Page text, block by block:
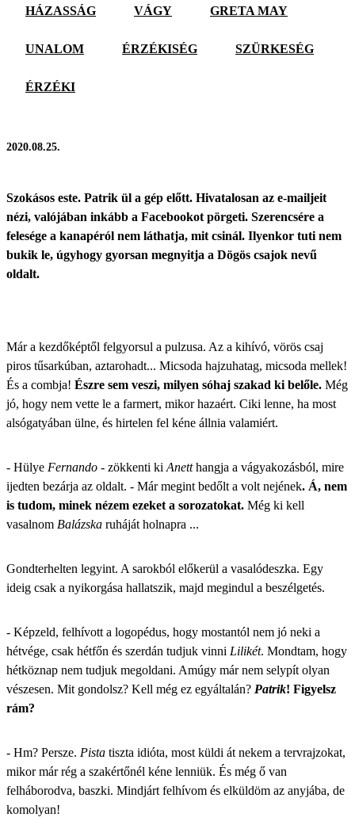
HÁZASSÁG VÁGY GRETA MAY
UNALOM ÉRZÉKISÉG SZÜRKESÉG
ÉRZÉKI
2020.08.25.
Szokásos este. Patrik ül a gép előtt. Hivatalosan az e-mailjeit
nézi, valójában inkább a Facebookot pörgeti. Szerencsére a
felesége a kanapéról nem láthatja, mit csinál. Ilyenkor tuti nem
bukik le, úgyhogy gyorsan megnyitja a Dögös csajok nevű
oldalt.
Már a kezdőképtől felgyorsul a pulzusa. Az a kihívó, vörös csaj
piros tűsarkúban, aztarohadt... Micsoda hajzuhatag, micsoda mellek!
És a combja! Észre sem veszi, milyen sóhaj szakad ki belőle. Még
jó, hogy nem vette le a farmert, mikor hazaért. Ciki lenne, ha most
alsógatyában ülne, és hirtelen fel kéne állnia valamiért.
- Hülye Fernando - zökkenti ki Anetthangja a vágyakozásból, mire
ijedten bezárja az oldalt. - Már megint bedőlt a volt nejének. Á, nem
is tudom, minek nézem ezeket a sorozatokat. Még ki kell
vasalnom Balázska ruháját holnapra ...
Gondterhelten legyint. A sarokból előkerül a vasalódeszka. Egy
ideig csak a nyikorgása hallatszik, majd megindul a beszélgetés.
- Képzeld, felhívott a logopédus, hogy mostantól nem jó neki a
hétvége, csak hétfőn és szerdán tudjuk vinni Lilikét. Mondtam, hogy
hétköznap nem tudjuk megoldani. Amúgy már nem selypít olyan
vészesen. Mit gondolsz? Kell még ez egyáltalán? Patrik! Figyelsz
rám?
- Hm? Persze. Pista tiszta idióta, most küldi át nekem a tervrajzokat,
mikor már rég a szakértőnél kéne lenniük. És még ő van
felháborodva, baszki. Mindjárt felhívom és elküldöm az anyjába, de
komolyan!